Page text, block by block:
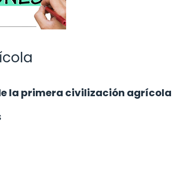
la primera civilización agrícola